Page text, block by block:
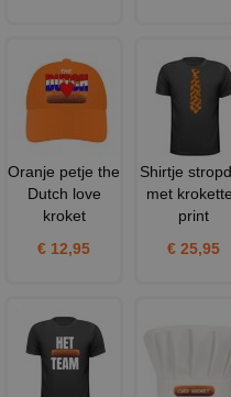
Oranje petje the
Dutch love
kroket
€ 12,95
Shirtje
met
print
€ 25,95